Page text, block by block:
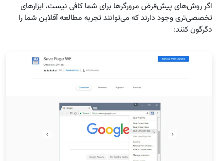
اگر روش‌های پیش‌فرض مرورگرها برای شما کافی نیست، ابزارهای
تخصصی‌تری وجود دارند که می‌توانند تجربه مطالعه آفلاین شما را
دگرگون کنند: